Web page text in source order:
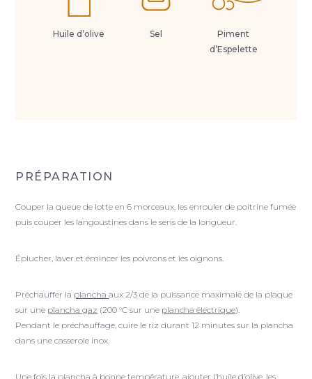
Huile d’olive Sel
Piment
d’Espelette
PRÉPARATION
Couper la queue de lotte en 6 morceaux, les enrouler de poitrine fumée
puis couper les langoustines dans le sens de la longueur.
Éplucher, laver et émincer les poivrons et les oignons.
Préchauffer la planchaaux 2/3 de la puissance maximale de la plaque
sur une plancha gaz (200 °C sur une plancha électrique).
Pendant le préchauffage, cuire le riz durant 12 minutes sur la plancha
dans une casserole inox.
Une fois la plancha à bonne température, ajouter l’huile d’olive, les